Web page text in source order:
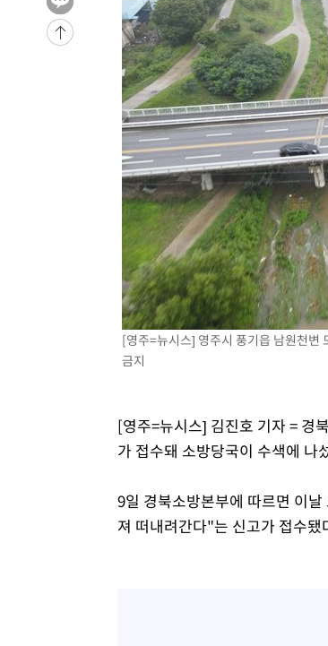
25.3%↑
-26140초 전 >
[속보]'채상병 순직 책임' 임성근, 항소심도
-26006초 전 >
[속보]종합특검, '관저이전 봐주기 감사' 유
민주 콩고 에볼라환자 4천명 돌파, 4053명
[속보]'300억원대 사기 혐의' 차가원 대표
"미 전국적 살모네라 식중독 원인은 멕시
[속보]경찰·노동부, HL만도 평택사업장
[속보]합수본, '투표율 허위 입력' 중앙·
[속보]원·달러 환율, 오전 9시 1423.8원
[속보]삼성전자·SK하이닉스 동반 강보합
[속보]코스닥, 5.95포인트(0.74%) 상승한
[속보]코스피, 6300선 재탈환…1.09%
시리아 다마스쿠스 교외에서 미니버스
입추에도 극한더위…서울 낮 39도 '폭염
이란, 호르무즈서 "적국 목표물들"과 대
[속보]美, 폴리실리콘 수입 규제…파생제품
[속보] 뉴욕증시, 일제 하락 마감…나스닥
[영주=뉴시스] 영주시 풍기읍 남원천
금지
[영주=뉴시스] 김진호 기자 = 경
가 접수돼 소방당국이 수색에 나
9일 경북소방본부에 따르면 이
져 떠내려간다"는 신고가 접수됐